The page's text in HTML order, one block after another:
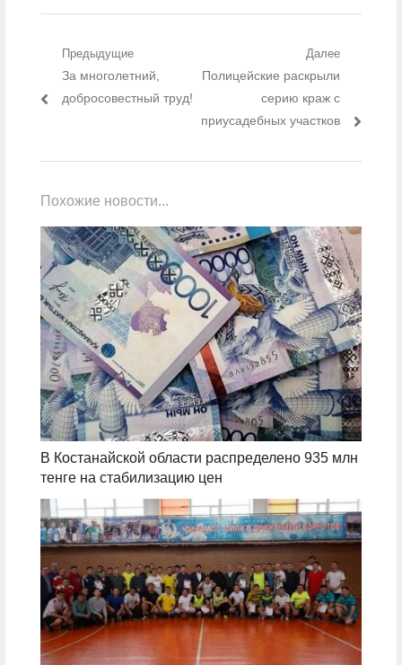
Навигация по записям
Предыдущие
Предыдущий пост:
За многолетний,
добросовестный труд!
Далее
Следующий пост:
Полицейские раскрыли
серию краж с
приусадебных участков
Похожие новости...
В Костанайской области распределено 935 млн
тенге на стабилизацию цен